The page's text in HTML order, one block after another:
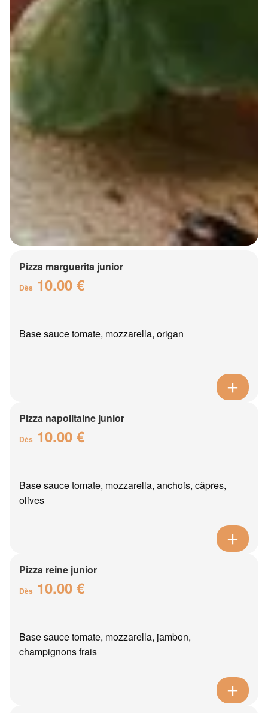
Pizza marguerita junior
Dès 10.00 €
Base sauce tomate, mozzarella, origan
Pizza napolitaine junior
Dès 10.00 €
Base sauce tomate, mozzarella, anchois, câpres,
olives
Pizza reine junior
Dès 10.00 €
Base sauce tomate, mozzarella, jambon,
champignons frais